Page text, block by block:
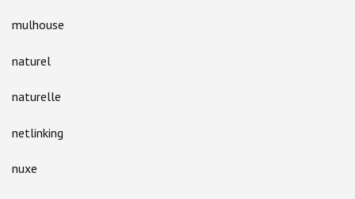
mulhouse
naturel
naturelle
netlinking
nuxe